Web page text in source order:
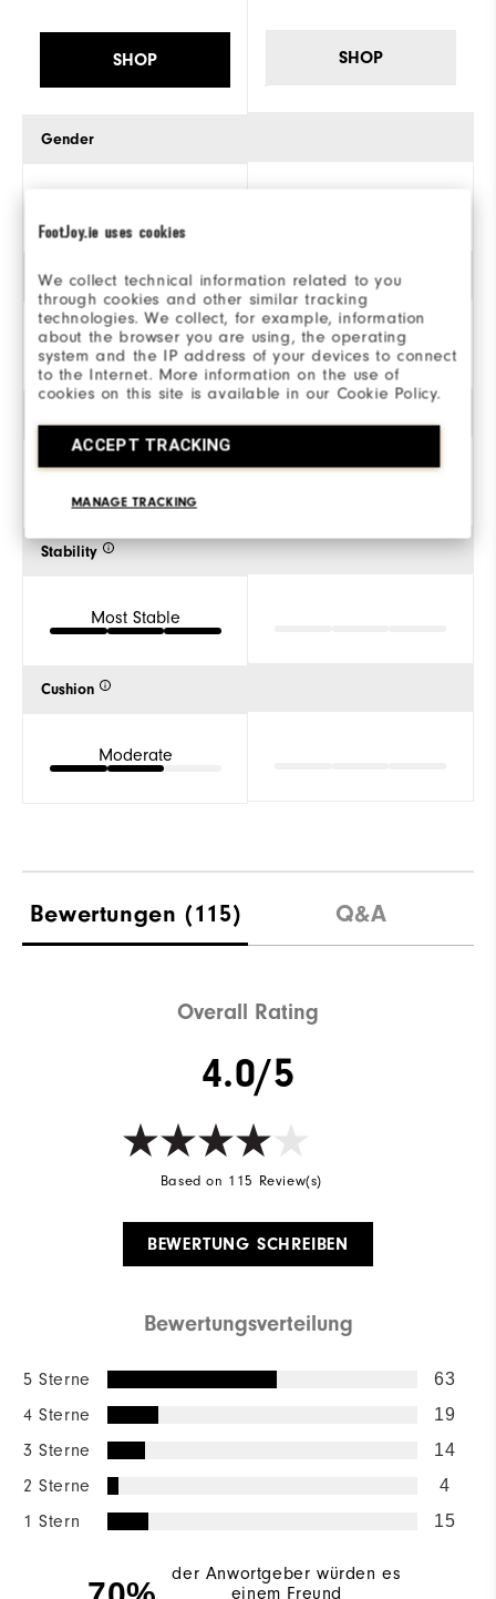
FootJoy.ie uses cookies
We collect technical information related to you
through cookies and other similar tracking
technologies. We collect, for example, information
about the browser you are using, the operating
system and the IP address of your devices to connect
to the Internet. More information on the use of
cookies on this site is available in our Cookie Policy.
ACCEPT TRACKING
MANAGE TRACKING
SHOP
Gender
Traction
Spiked
Athletic
Stability
Most Stable
Cushion
Moderate
SHOP
Bewertungen (115) Q&A
Overall Rating
4.0/5
Based on 115 Review(s)
BEWERTUNG SCHREIBEN
Bewertungsverteilung
5 Sterne 63
4 Sterne 19
3 Sterne 14
2 Sterne 4
1 Stern 15
der Anwortgeber würden es
einem Freund